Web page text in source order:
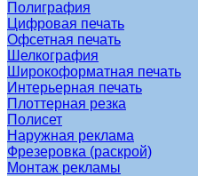
Полиграфия
Цифровая печать
Офсетная печать
Шелкография
Широкоформатная печать
Интерьерная печать
Плоттерная резка
Полисет
Наружная реклама
Фрезеровка (раскрой)
Монтаж рекламы